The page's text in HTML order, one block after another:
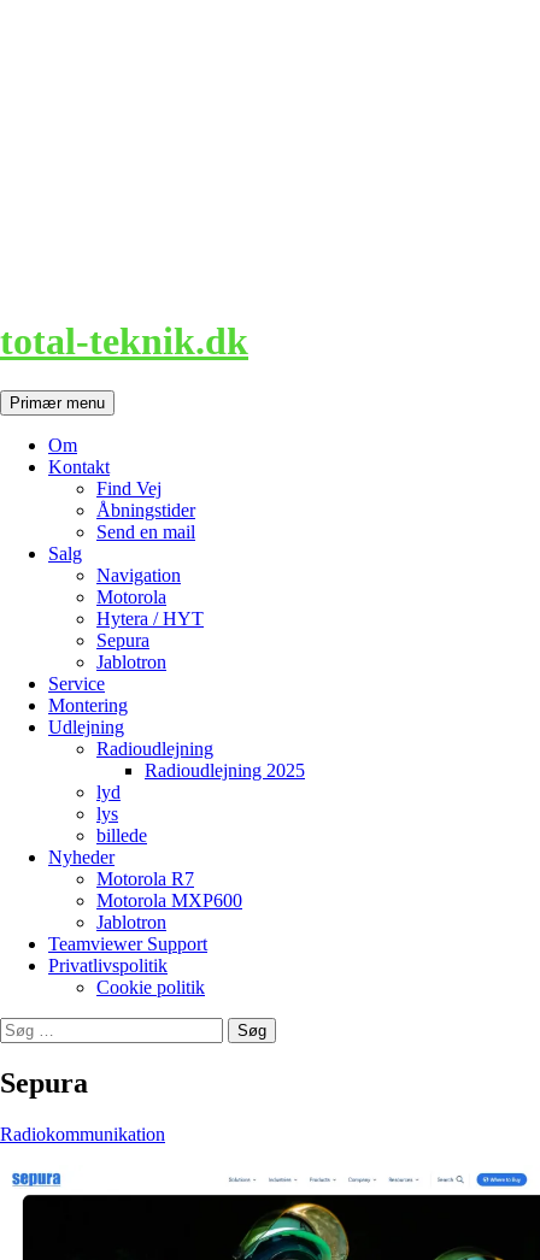
total-teknik.dk
SøgPrimær menu
Om
Kontakt
Find Vej
Åbningstider
Send en mail
Salg
Navigation
Motorola
Hytera / HYT
Sepura
Jablotron
Service
Montering
Udlejning
Radioudlejning
Radioudlejning 2025
lyd
lys
billede
Nyheder
Motorola R7
Motorola MXP600
Jablotron
Teamviewer Support
Privatlivspolitik
Cookie politik
Søg
efter:
Sepura
Radiokommunikation